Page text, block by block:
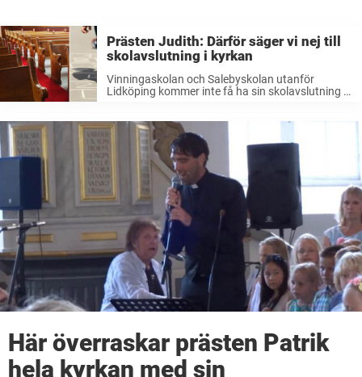
Prästen Judith: Därför säger vi nej till
skolavslutning i kyrkan
Vinningaskolan och Salebyskolan utanför
Lidköping kommer inte få ha sin skolavslutning i
till beslutet. – Vi gör det här med övertygelsen att
kyrkan ska ...
Här överraskar prästen Patrik
hela kyrkan med sin